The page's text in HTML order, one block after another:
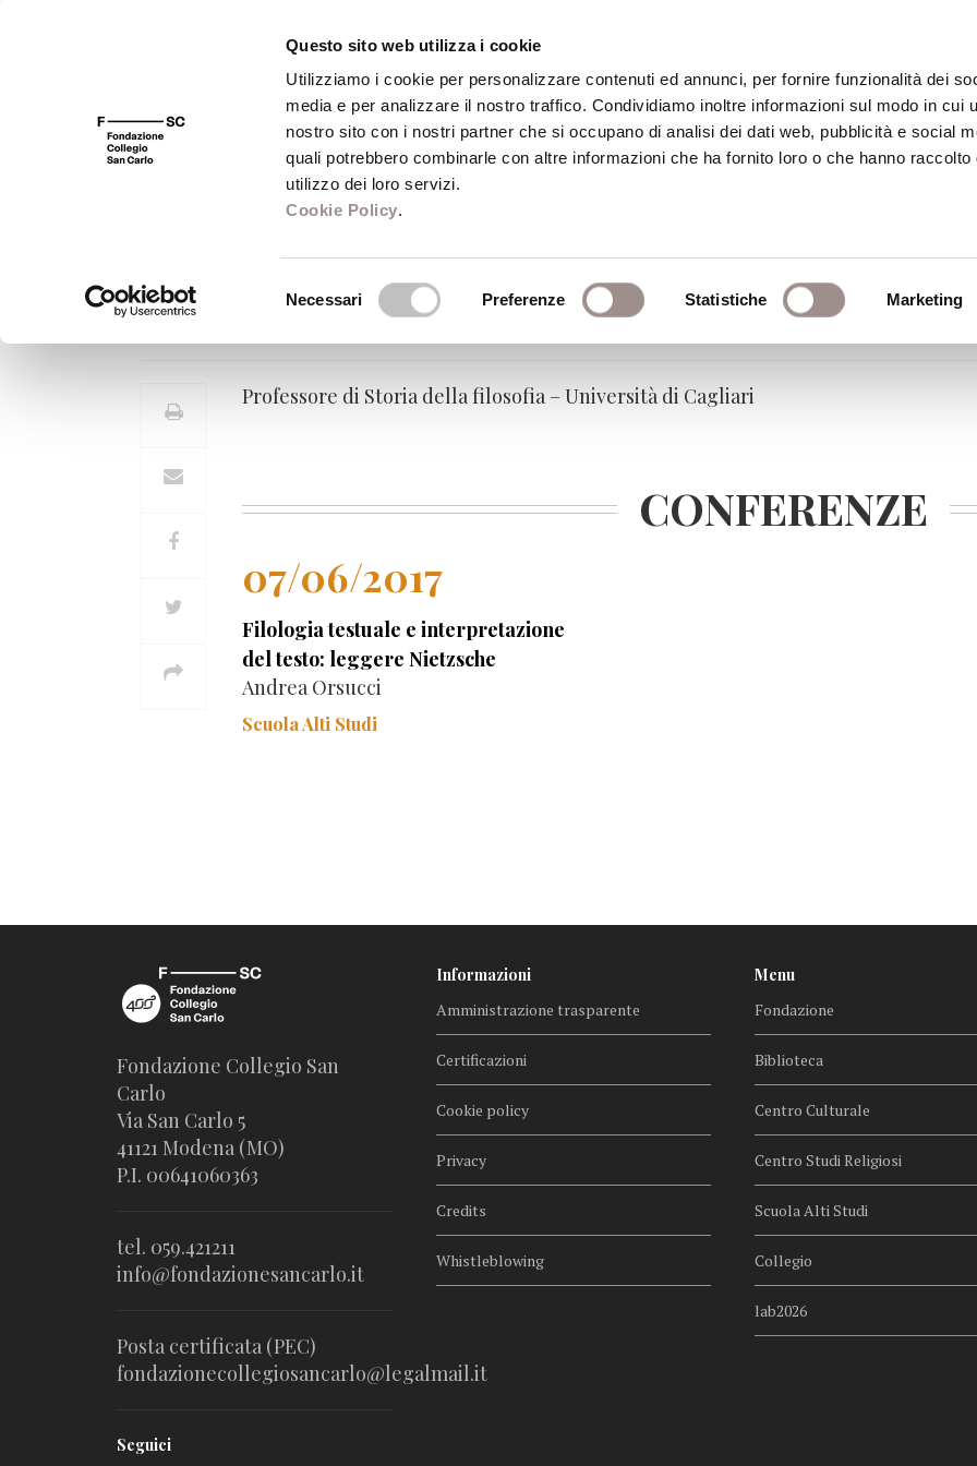
Questo sito web utilizza i cookie
Utilizziamo i cookie per personalizzare contenuti ed annunci, per fornire funzionalità dei
media e per analizzare il nostro traffico. Condividiamo inoltre informazioni sul modo in cui
nostro sito con i nostri partner che si occupano di analisi dei dati web, pubblicità e social
quali potrebbero combinarle con altre informazioni che ha fornito loro o che hanno raccolto
utilizzo dei loro servizi.
Cookie Policy.
Necessari Preferenze Statistiche Marketing
FSC 400 Fondazione Biblioteca Centro Culturale Centro Studi
Andrea Orsucci
Professore di Storia della filosofia - Università di Cagliari
Professore di Storia della filosofia – Università di Cagliari
CONFERENZE
07/06/2017
Filologia testuale e interpretazione
del testo: leggere Nietzsche
Andrea Orsucci
Scuola Alti Studi
Fondazione Collegio San
Carlo
Via San Carlo 5
41121 Modena (MO)
P.I. 00641060363
tel. 059.421211
info@fondazionesancarlo.it
Posta certificata (PEC)
fondazionecollegiosancarlo@legalmail.it
Seguici
Informazioni
Amministrazione trasparente
Certificazioni
Cookie policy
Privacy
Credits
Whistleblowing
Menu
Fondazione
Biblioteca
Centro Culturale
Centro Studi Religiosi
Scuola Alti Studi
Collegio
lab2026